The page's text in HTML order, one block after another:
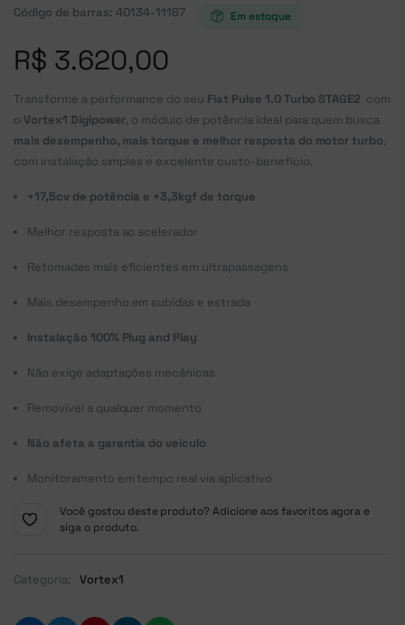
Código de barras: 40134-11187 Em estoque
R$ 3.620,00
Transforme a performance do seu Fiat Pulse 1.0 Turbo STAGE2 com
o Vortex1 Digipower, o módulo de potência ideal para quem busca
mais desempenho, mais torque e melhor resposta do motor turbo,
com instalação simples e excelente custo-benefício.
+17,5cv de potência e +3,3kgf de torque
Melhor resposta ao acelerador
Retomadas mais eficientes em ultrapassagens
Mais desempenho em subidas e estrada
Instalação 100% Plug and Play
Não exige adaptações mecânicas
Removível a qualquer momento
Não afeta a garantia do veículo
Monitoramento em tempo real via aplicativo
Você gostou deste produto? Adicione aos favoritos agora e
siga o produto.
Categoria: Vortex1